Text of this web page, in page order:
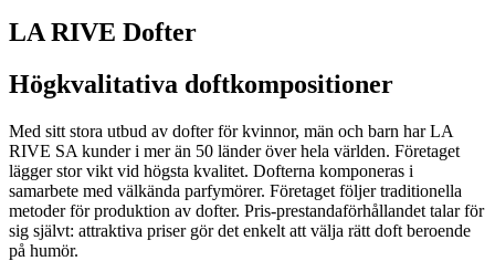
LA RIVE Dofter
Högkvalitativa doftkompositioner
Med sitt stora utbud av dofter för kvinnor, män och barn har LA
RIVE SA kunder i mer än 50 länder över hela världen. Företaget
lägger stor vikt vid högsta kvalitet. Dofterna komponeras i
samarbete med välkända parfymörer. Företaget följer traditionella
metoder för produktion av dofter. Pris-prestandaförhållandet talar för
sig självt: attraktiva priser gör det enkelt att välja rätt doft beroende
på humör.